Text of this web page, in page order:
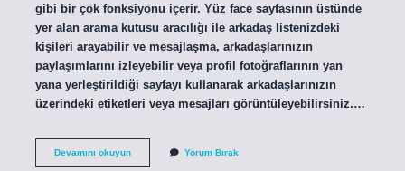
gibi bir çok fonksiyonu içerir. Yüz face sayfasının üstünde
yer alan arama kutusu aracılığı ile arkadaş listenizdeki
kişileri arayabilir ve mesajlaşma, arkadaşlarınızın
paylaşımlarını izleyebilir veya profil fotoğraflarının yan
yana yerleştirildiği sayfayı kullanarak arkadaşlarınızın
üzerindeki etiketleri veya mesajları görüntüleyebilirsiniz.…
Devamını okuyunYüz
face
Yorum Bırak